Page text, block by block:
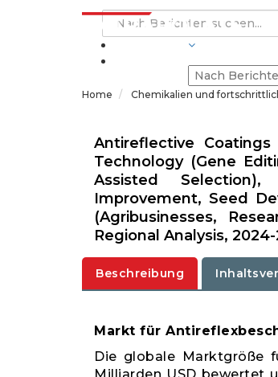
Home Chemikalien und
Antireflective
Technology (Gene
Assisted
Improvement, Seed
(Agribusinesses,
Regional Analysis, 2024-
Beschreibung
Markt für
Die globale Marktgröße